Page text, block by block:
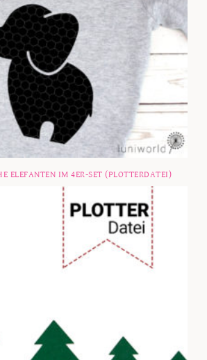
ELEFANTEN IM 4ER-SET (PLOTTERDATEI)